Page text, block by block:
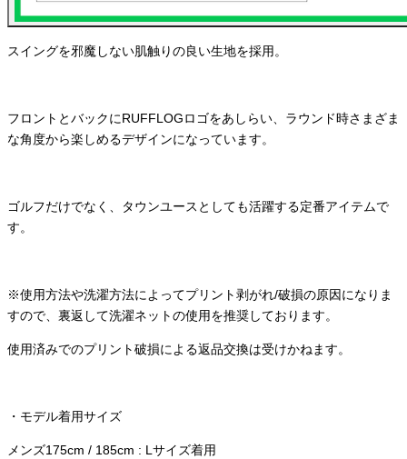
スイングを邪魔しない肌触りの良い生地を採用。
フロントとバックにRUFFLOGロゴをあしらい、ラウンド時さまざま
な角度から楽しめるデザインになっています。
ゴルフだけでなく、タウンユースとしても活躍する定番アイテムで
す。
※使用方法や洗濯方法によってプリント剥がれ/破損の原因になりま
すので、裏返して洗濯ネットの使用を推奨しております。
使用済みでのプリント破損による返品交換は受けかねます。
・モデル着用サイズ
メンズ175cm / 185cm : Lサイズ着用